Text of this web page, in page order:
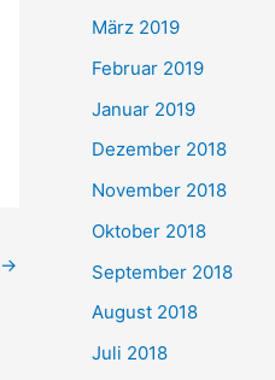
→
März 2019
Februar 2019
Januar 2019
Dezember 2018
November 2018
Oktober 2018
September 2018
August 2018
Juli 2018